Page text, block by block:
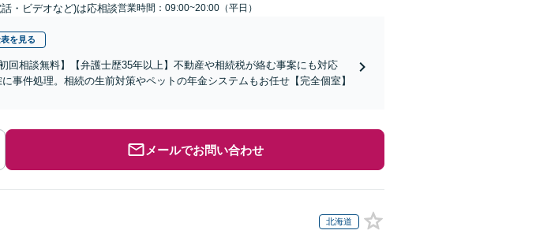
・ビデオなど)は応相談営業時間：09:00~20:00（平日）
を見る
回相談無料】【弁護士歴35年以上】不動産や相続税が絡む事案にも対応
事件処理。相続の生前対策やペットの年金システムもお任せ【完全個室】
メールでお問い合わせ
北海道